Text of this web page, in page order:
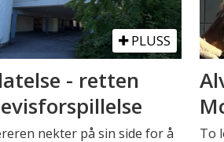
PLUSS
- retten
nekter på sin side for å To